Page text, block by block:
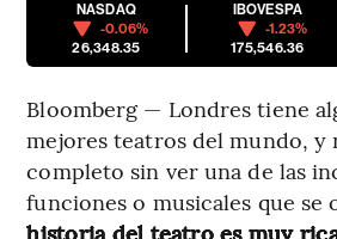
NASDAQ
-0.06%
26,348.35
IBOVESPA
-1.23%
175,546.36
Bloomberg — Londres tiene
mejores teatros del mundo, y
completo sin ver una de las
funciones o musicales que se
historia del teatro es muy